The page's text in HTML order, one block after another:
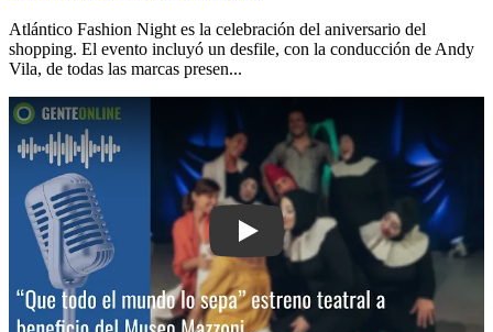
Atlántico Fashion Night es la celebración del aniversario del
shopping. El evento incluyó un desfile, con la conducción de Andy
Vila, de todas las marcas presen...
Play: “Que todo el mundo lo sepa”: